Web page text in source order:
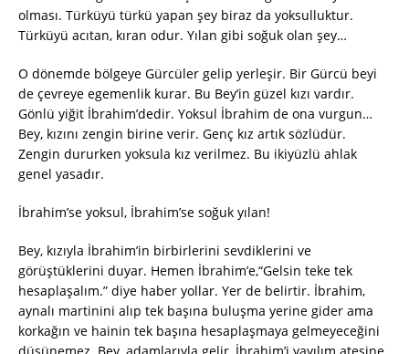
olması. Türküyü türkü yapan şey biraz da yoksulluktur.
Türküyü acıtan, kıran odur. Yılan gibi soğuk olan şey…
O dönemde bölgeye Gürcüler gelip yerleşir. Bir Gürcü beyi
de çevreye egemenlik kurar. Bu Bey’in güzel kızı vardır.
Gönlü yiğit İbrahim’dedir. Yoksul İbrahim de ona vurgun…
Bey, kızını zengin birine verir. Genç kız artık sözlüdür.
Zengin dururken yoksula kız verilmez. Bu ikiyüzlü ahlak
genel yasadır.
İbrahim’se yoksul, İbrahim’se soğuk yılan!
Bey, kızıyla İbrahim’in birbirlerini sevdiklerini ve
görüştüklerini duyar. Hemen İbrahim’e,“Gelsin teke tek
hesaplaşalım.” diye haber yollar. Yer de belirtir. İbrahim,
aynalı martinini alıp tek başına buluşma yerine gider ama
korkağın ve hainin tek başına hesaplaşmaya gelmeyeceğini